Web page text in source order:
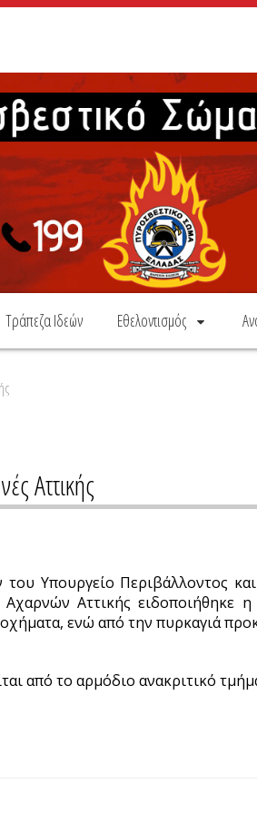
Τράπεζα Ιδεών Εθελοντισμός
Αττικής
Υπουργείο Περιβάλλοντος
Αττικής ειδοποιήθηκε
ενώ από την πυρκαγιά
από το αρμόδιο ανακριτικό